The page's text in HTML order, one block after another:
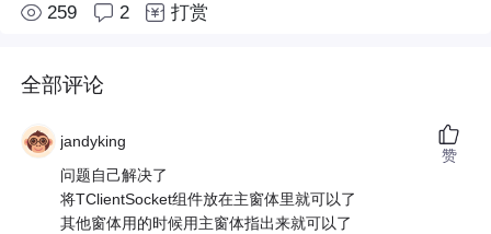
259 2 打赏
全部评论
jandyking
问题自己解决了
将TClientSocket组件放在主窗体里就可以了
其他窗体用的时候用主窗体指出来就可以了
赞